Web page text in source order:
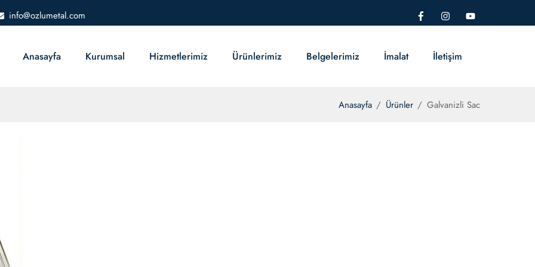
info@ozlumetal.com
Anasayfa Kurumsal Hizmetlerimiz Ürünlerimiz Belgelerimiz İmalat İletişim
Anasayfa / Ürünler / Galvanizli Sac